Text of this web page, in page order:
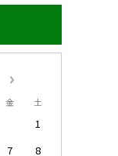
金 土
1
7 8